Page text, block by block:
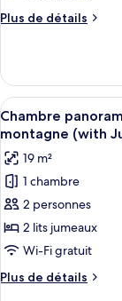
chambre :
(with
Jungfrau
View)
Plus de détails
Plus
Appartement
familial
(with
Jungfrau
Afficher
toutes
les
photos
pour
ce
type
de
chambre :
Chambre
11
Chambre
montagne (with
19 m²
1 chambre
2 personnes
2 lits jumeaux
Wi-Fi gratuit
Plus de détails
Plus